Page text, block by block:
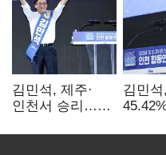
김민석, 제주·
인천서 승리…
탈환'(종합)
김민
격차